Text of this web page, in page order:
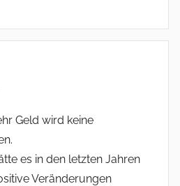
Geld wird keine
es in den letzten Jahren
Veränderungen